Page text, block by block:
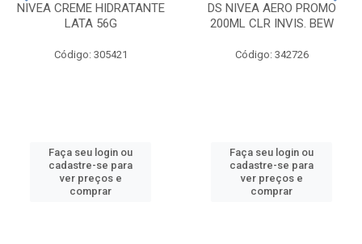
NIVEA CREME HIDRATANTE
LATA 56G
Código: 305421
Faça seu login ou
cadastre-se para
ver preços e
comprar
DS NIVEA AERO PROMO
200ML CLR INVIS. BEW
Código: 342726
Faça seu login ou
cadastre-se para
ver preços e
comprar